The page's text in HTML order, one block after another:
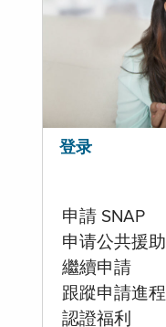
登录
申請 SNAP
申请公共援助
繼續申請
跟蹤申請進程
認證福利